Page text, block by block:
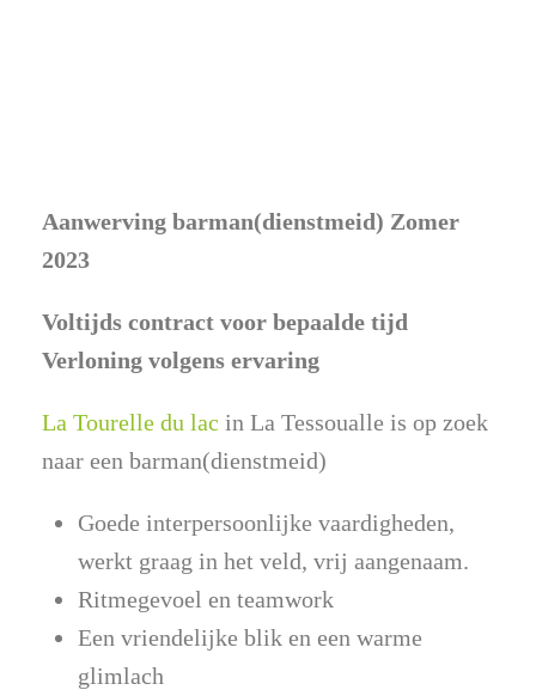
Aanwerving barman(dienstmeid) Zomer
2023
Voltijds contract voor bepaalde tijd
Verloning volgens ervaring
La Tourelle du lac in La Tessoualle is op zoek
naar een barman(dienstmeid)
Goede interpersoonlijke vaardigheden,
werkt graag in het veld, vrij aangenaam.
Ritmegevoel en teamwork
Een vriendelijke blik en een warme
glimlach